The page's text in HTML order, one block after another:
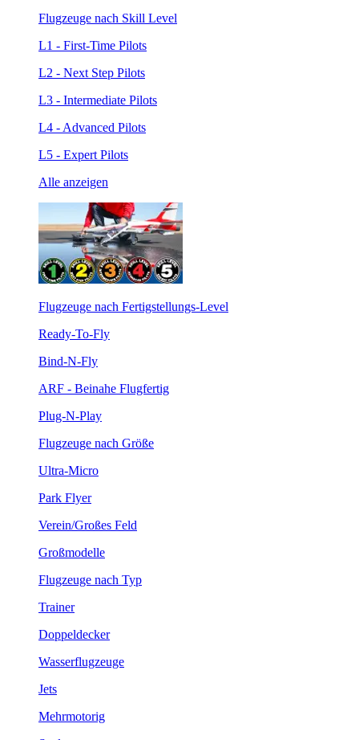
Flugzeuge nach Skill Level
L1 - First-Time Pilots
L2 - Next Step Pilots
L3 - Intermediate Pilots
L4 - Advanced Pilots
L5 - Expert Pilots
Alle anzeigen
Flugzeuge nach Fertigstellungs-Level
Ready-To-Fly
Bind-N-Fly
ARF - Beinahe Flugfertig
Plug-N-Play
Flugzeuge nach Größe
Ultra-Micro
Park Flyer
Verein/Großes Feld
Großmodelle
Flugzeuge nach Typ
Trainer
Doppeldecker
Wasserflugzeuge
Jets
Mehrmotorig